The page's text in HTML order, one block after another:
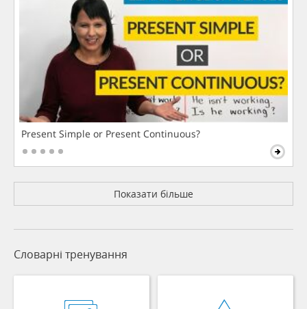
Present Simple or Present Continuous?
Показати більше
Словарні тренування